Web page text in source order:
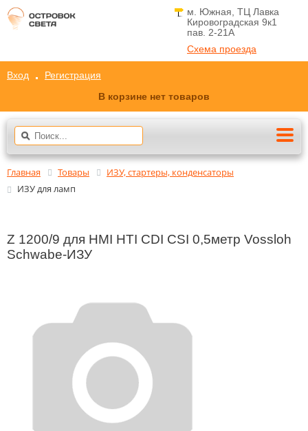
м. Южная, ТЦ Лавка
Кировоградская 9к1
пав. 2-21A
Схема проезда
Вход
Регистрация
В корзине нет товаров
Главная Товары
ИЗУ, стартеры, конденсаторы
ИЗУ для ламп
Z 1200/9 для HMI HTI CDI CSI 0,5метр Vossloh
Schwabe-ИЗУ